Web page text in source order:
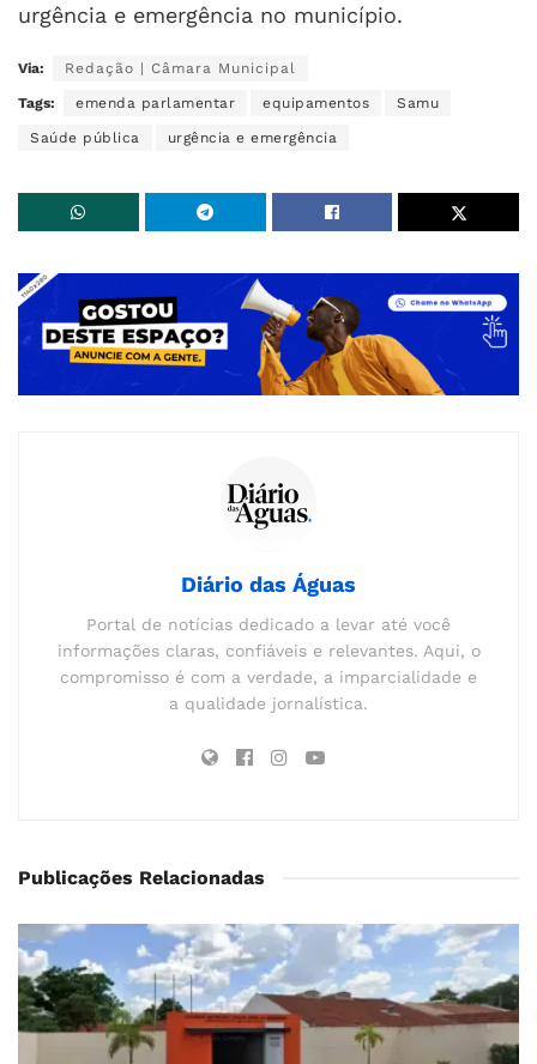
urgência e emergência no município.
Via: Redação | Câmara Municipal
Tags: emenda parlamentar equipamentos Samu
Saúde pública urgência e emergência
Diário das Águas
Portal de notícias dedicado a levar até você
informações claras, confiáveis e relevantes. Aqui, o
compromisso é com a verdade, a imparcialidade e
a qualidade jornalística.
Publicações Relacionadas